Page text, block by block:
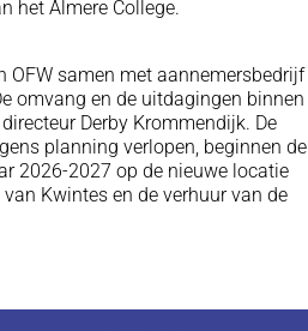
het Almere College.
OFW samen met aannemersbedrijf
omvang en de uitdagingen binnen
Derby Krommendijk. De
planning verlopen, beginnen de
2026-2027 op de nieuwe locatie
Kwintes en de verhuur van de